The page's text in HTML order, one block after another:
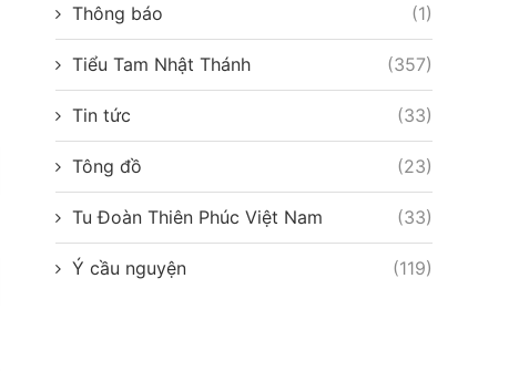
Thông báo (1)
Tiểu Tam Nhật Thánh (357)
Tin tức (33)
Tông đồ (23)
Tu Đoàn Thiên Phúc Việt Nam (33)
Ý cầu nguyện (119)